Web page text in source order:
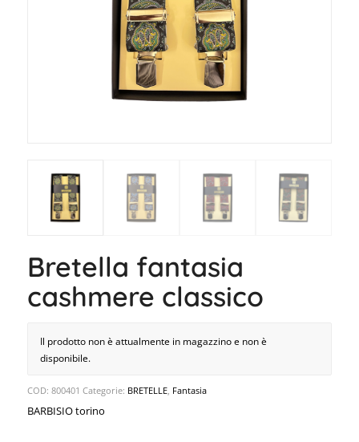
Bretella fantasia
cashmere classico
Il prodotto non è attualmente in magazzino e non è
disponibile.
COD: 800401 Categorie: BRETELLE, Fantasia
BARBISIO torino